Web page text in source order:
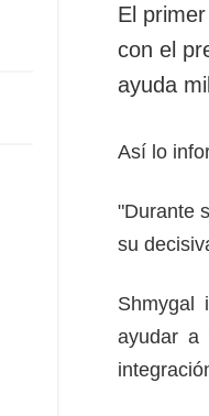
y Cultura
y emergencias
El
con el
ayuda
Así lo
"Durante
su
Shmygal
ayudar a